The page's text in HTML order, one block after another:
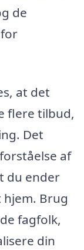
de
at det
flere tilbud,
Det
af
du ender
Brug
fagfolk,
din